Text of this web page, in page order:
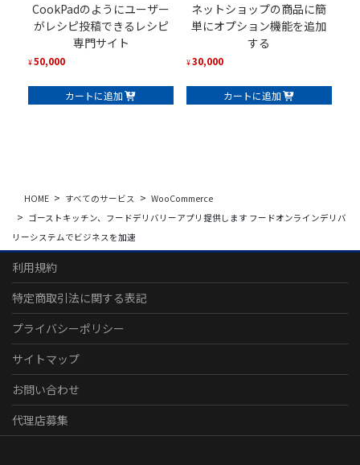
CookPadのようにユーザー
がレシピ投稿できるレシピ
専門サイト
¥50,000
カートに追加
ネットショップの商品に簡
単にオプション機能を追加
する
¥30,000
カートに追加
HOME すべてのサービス
WooCommerce
ゴーストキッチン、フードデリバリーアプリ提供します フードオンラインデリバ
リーシステムでビジネスを加速
利用規約
特定商取引法に関する表記
プライバシーポリシー
サイトマップ
お問い合わせ
代理店募集